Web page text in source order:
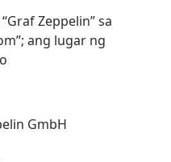
Zeppelin” sa
ang lugar ng
GmbH